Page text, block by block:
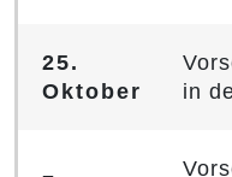
25.
Oktober
in